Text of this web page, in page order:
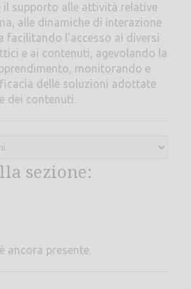
il supporto alle attività relative
alle dinamiche di interazione
facilitando l'accesso ai diversi
e ai contenuti, agevolando la
monitorando e
delle soluzioni adottate
dei contenuti.
sezione:
ancora presente.